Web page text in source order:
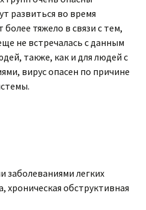
развиться во время
тяжело в связи с тем,
не встречалась с данным
также, как и для людей с
вирус опасен по причине
заболеваниями легких
хроническая обструктивная